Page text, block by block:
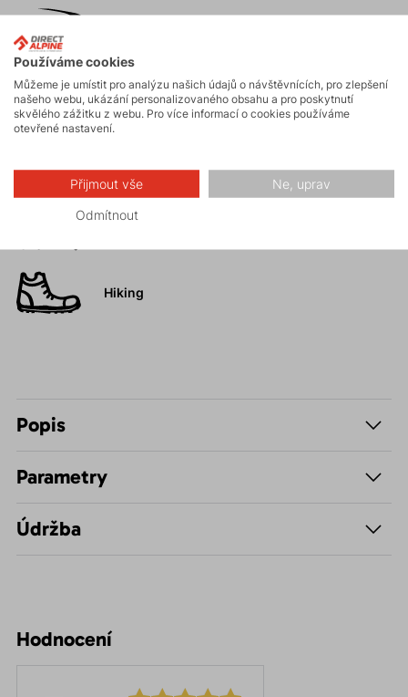
Turistika
ferraty
Vysokohorská
Hiking
Popis
Parametry
Údržba
Hodnocení
Používáme cookies
Můžeme je umístit pro analýzu našich údajů o návštěvnících, pro zlepšení
našeho webu, ukázání personalizovaného obsahu a pro poskytnutí
skvělého zážitku z webu. Pro více informací o cookies používáme
otevřené nastavení.
Přijmout vše Ne, uprav
Odmítnout